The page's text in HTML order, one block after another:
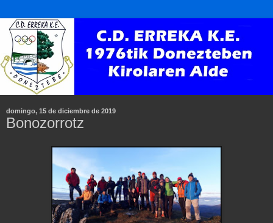
domingo, 15 de diciembre de 2019
Bonozorrotz